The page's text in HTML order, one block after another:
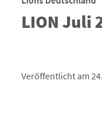
LION Juli
Veröffentlicht am